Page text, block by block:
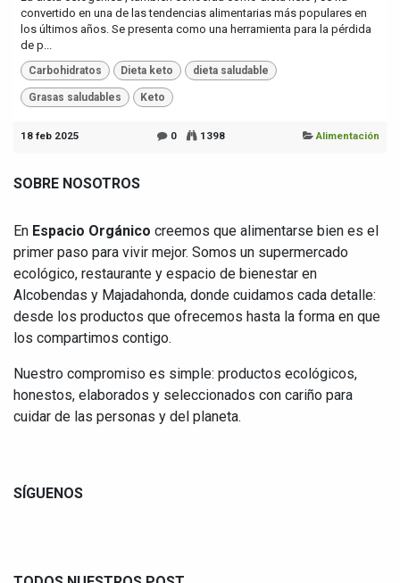
convertido en una de las tendencias alimentarias más populares en
los últimos años. Se presenta como una herramienta para la pérdida
de p...
Carbohidratos Dieta keto dieta saludable
Grasas saludables Keto
18 feb 2025 0 1398 Alimentación
SOBRE NOSOTROS
En Espacio Orgánico creemos que alimentarse bien es el
primer paso para vivir mejor. Somos un supermercado
ecológico, restaurante y espacio de bienestar en
Alcobendas y Majadahonda, donde cuidamos cada detalle:
desde los productos que ofrecemos hasta la forma en que
los compartimos contigo.
Nuestro compromiso es simple: productos ecológicos,
honestos, elaborados y seleccionados con cariño para
cuidar de las personas y del planeta.
SÍGUENOS